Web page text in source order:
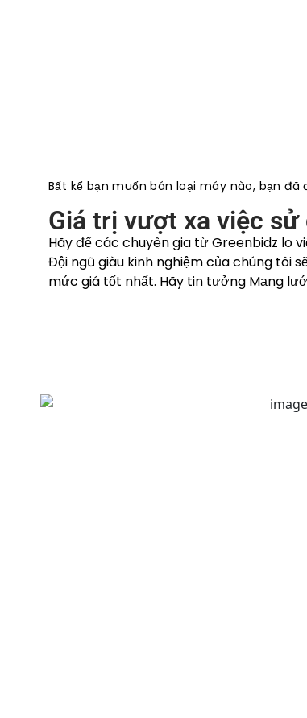
Bất kể bạn muốn bán loại máy nào, bạn đã
Giá trị vượt xa việc sử
Hãy để các chuyên gia từ Greenbidz lo
Đội ngũ giàu kinh nghiệm của chúng tôi
mức giá tốt nhất. Hãy tin tưởng Mạng